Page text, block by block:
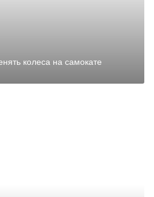
колеса на самокате